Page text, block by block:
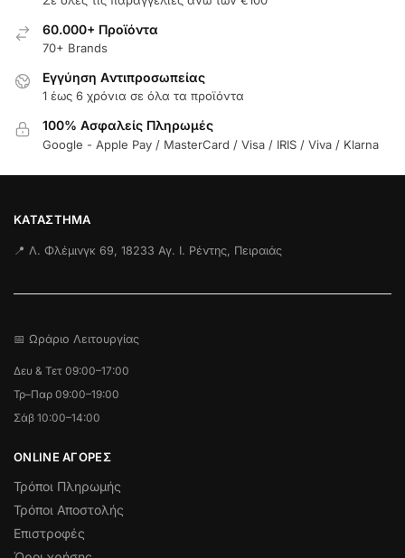
60.000+ Προϊόντα
70+ Brands
Εγγύηση Aντιπροσωπείας
1 έως 6 χρόνια σε όλα τα προϊόντα
100% Ασφαλείς Πληρωμές
Google - Apple Pay / MasterCard / Visa / IRIS / Viva / Klarna
ΚΑΤΆΣΤΗΜΑ
📍 Λ. Φλέμινγκ 69, 18233 Αγ. Ι. Ρέντης, Πειραιάς
📅 Ωράριο Λειτουργίας
Δευ & Τετ 09:00–17:00
Τρ–Παρ 09:00–19:00
Σάβ 10:00–14:00
ONLINE ΑΓΟΡΕΣ
Τρόποι Πληρωμής
Τρόποι Αποστολής
Επιστροφές